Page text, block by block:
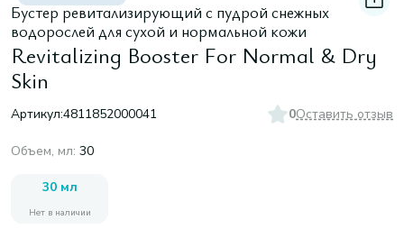
Бустер ревитализирующий с пудрой снежных
водорослей для сухой и нормальной кожи
Revitalizing Booster For Normal & Dry
Skin
Артикул:4811852000041 0Оставить отзыв
Объем, мл: 30
30 мл
Нет в наличии